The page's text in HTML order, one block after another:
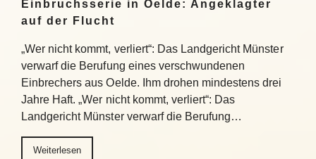
Einbruchsserie in Oelde: Angeklagter
auf der Flucht
„Wer nicht kommt, verliert“: Das Landgericht Münster
verwarf die Berufung eines verschwundenen
Einbrechers aus Oelde. Ihm drohen mindestens drei
Jahre Haft. „Wer nicht kommt, verliert“: Das
Landgericht Münster verwarf die Berufung…
Weiterlesen